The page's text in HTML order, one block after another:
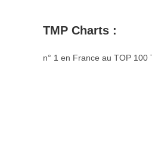
TMP Charts :
n° 1 en France au TOP 100